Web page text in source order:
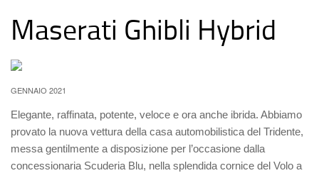
Maserati Ghibli Hybrid
GENNAIO 2021
Elegante, raffinata, potente, veloce e ora anche ibrida. Abbiamo
provato la nuova vettura della casa automobilistica del Tridente,
messa gentilmente a disposizione per l’occasione dalla
concessionaria Scuderia Blu, nella splendida cornice del Volo a